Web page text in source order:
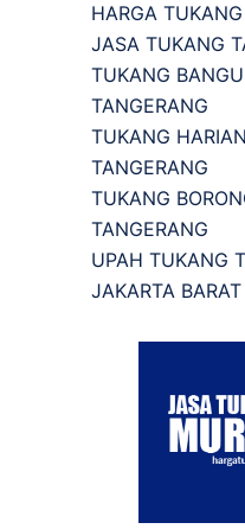
HARGA
JASA TUKANG
TUKANG
TANGERANG
TUKANG HARIAN
TANGERANG
TUKANG
TANGERANG
UPAH TUKANG
JAKARTA BARAT